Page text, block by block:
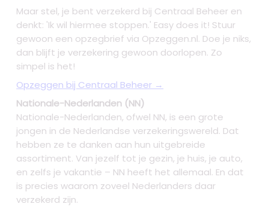
Maar stel, je bent verzekerd bij Centraal Beheer en
denkt: 'Ik wil hiermee stoppen.' Easy does it! Stuur
gewoon een opzegbrief via Opzeggen.nl. Doe je niks,
dan blijft je verzekering gewoon doorlopen. Zo
simpel is het!
Opzeggen bij Centraal Beheer →
Nationale-Nederlanden (NN)
Nationale-Nederlanden, ofwel NN, is een grote
jongen in de Nederlandse verzekeringswereld. Dat
hebben ze te danken aan hun uitgebreide
assortiment. Van jezelf tot je gezin, je huis, je auto,
en zelfs je vakantie – NN heeft het allemaal. En dat
is precies waarom zoveel Nederlanders daar
verzekerd zijn.